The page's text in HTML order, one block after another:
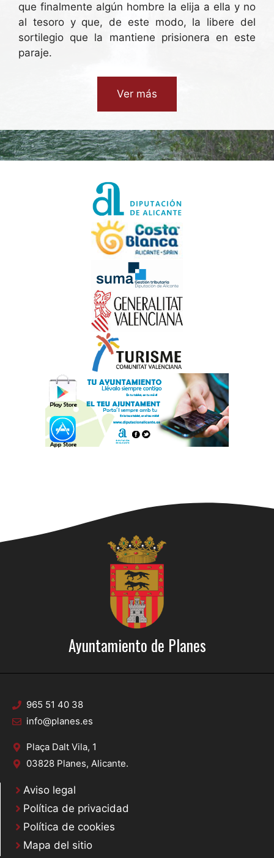
que finalmente algún hombre la elija a ella y no
al tesoro y que, de este modo, la libere del
sortilegio que la mantiene prisionera en este
paraje.
Ver más
Ayuntamiento de Planes
965 51 40 38
info@planes.es
Plaça Dalt Vila, 1
03828 Planes, Alicante.
Aviso legal
Política de privacidad
Política de cookies
Mapa del sitio